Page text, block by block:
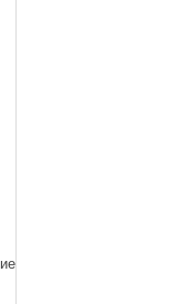
0,35